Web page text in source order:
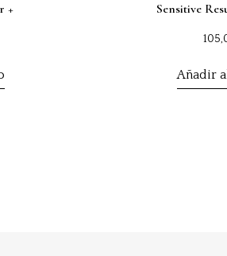
+ Sensitive
Añadir